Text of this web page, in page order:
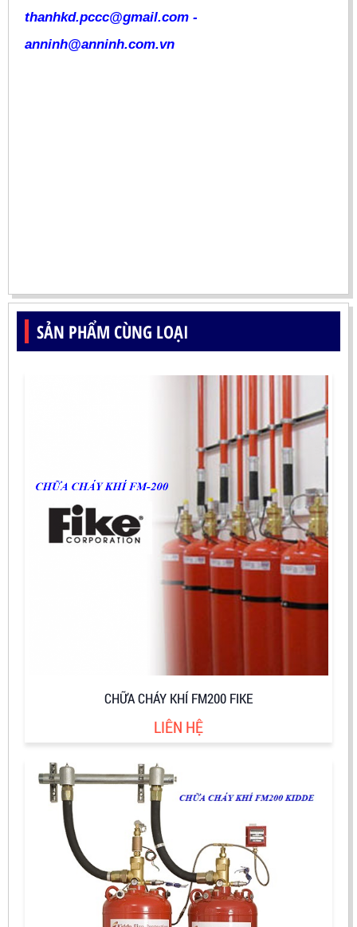
thanhkd.pccc@gmail.com -
anninh@anninh.com.vn
SẢN PHẨM CÙNG LOẠI
CHỮA CHÁY KHÍ FM200 FIKE
LIÊN HỆ